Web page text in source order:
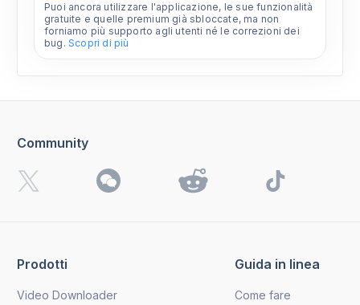
Puoi ancora utilizzare l'applicazione, le sue funzionalità
gratuite e quelle premium già sbloccate, ma non
forniamo più supporto agli utenti né le correzioni dei
bug. Scopri di più
Prodotti
Video Downloader
Guida in linea
Come fare
Community